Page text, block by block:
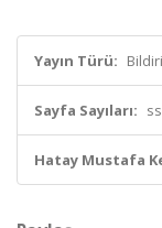
Yayın Türü:
Sayfa Sayıları:
Hatay Mustafa